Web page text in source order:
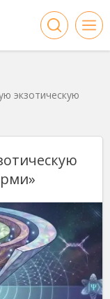
экзотическую